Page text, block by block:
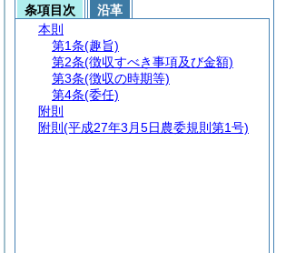
条項目次
沿革
本則
第1条(趣旨)
第2条(徴収すべき事項及び金額)
第3条(徴収の時期等)
第4条(委任)
附則
附則 (平成27年3月5日農委規則第1号)